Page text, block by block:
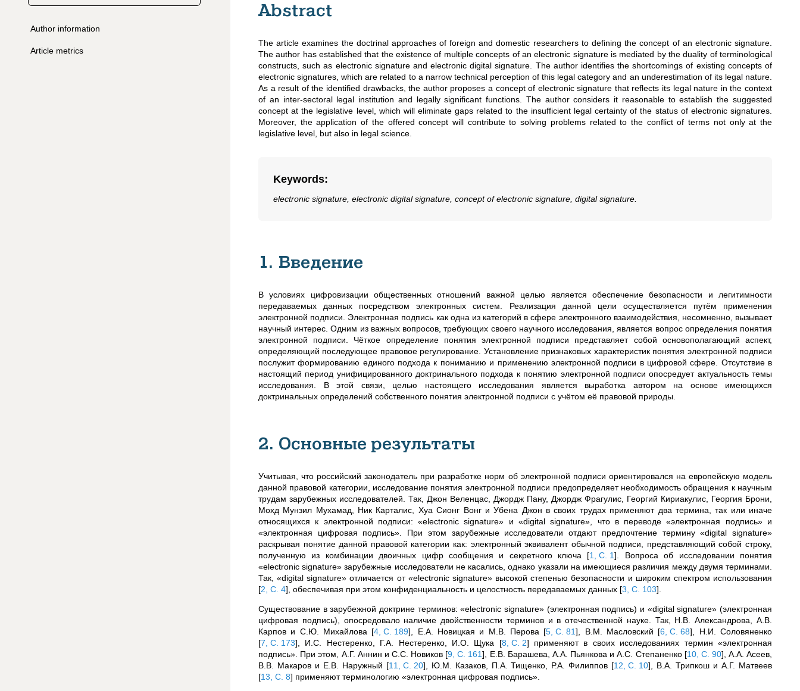
Author information
Article metrics
Abstract
The article examines the doctrinal approaches of foreign and domestic researchers to defining the concept of an electronic signature.
The author has established that the existence of multiple concepts of an electronic signature is mediated by the duality of terminological
constructs, such as electronic signature and electronic digital signature. The author identifies the shortcomings of existing concepts of
electronic signatures, which are related to a narrow technical perception of this legal category and an underestimation of its legal nature.
As a result of the identified drawbacks, the author proposes a concept of electronic signature that reflects its legal nature in the context
of an inter-sectoral legal institution and legally significant functions. The author considers it reasonable to establish the suggested
concept at the legislative level, which will eliminate gaps related to the insufficient legal certainty of the status of electronic signatures.
Moreover, the application of the offered concept will contribute to solving problems related to the conflict of terms not only at the
legislative level, but also in legal science.
Keywords:
electronic signature, electronic digital signature, concept of electronic signature, digital signature.
1. Введение
В условиях цифровизации общественных отношений важной целью является обеспечение безопасности и легитимности
передаваемых данных посредством электронных систем. Реализация данной цели осуществляется путём применения
электронной подписи. Электронная подпись как одна из категорий в сфере электронного взаимодействия, несомненно, вызывает
научный интерес. Одним из важных вопросов, требующих своего научного исследования, является вопрос определения понятия
электронной подписи. Чёткое определение понятия электронной подписи представляет собой основополагающий аспект,
определяющий последующее правовое регулирование. Установление признаковых характеристик понятия электронной подписи
послужит формированию единого подхода к пониманию и применению электронной подписи в цифровой сфере. Отсутствие в
настоящий период унифицированного доктринального подхода к понятию электронной подписиопосредует актуальность темы
исследования. В этой связи, целью настоящего исследования является выработка автором на основе имеющихся
доктринальных определений собственного понятия электронной подписи с учётом её правовой природы.
2. Основные результаты
Учитывая, что российский законодатель при разработке норм об электронной подписи ориентировался на европейскую модель
данной правовой категории, исследование понятия электронной подписи предопределяет необходимость обращения к научным
трудам зарубежных исследователей . Так, Джон Веленцас, Джордж Пану, Джордж Фрагулис, Георгий Кириакулис, Георгия Брони,
Мохд Мунзил Мухамад, Ник Карталис, Хуа Сионг Вонг и Убена Джон в своих трудах применяют два термина, так или иначе
относящихся к электронной подписи: «electronic signature» и «digital signature», что в переводе «электронная подпись» и
«электронная цифровая подпись». При этом зарубежные исследователи отдают предпочтение термину «digital signature»
раскрывая понятие данной правовой категории как: электронный эквивалент обычной подписи, представляющий собой строку,
полученную из комбинации двоичных цифр сообщения и секретного ключа [1, С. 1] . Вопроса об исследовании понятия
«electronic signature» зарубежные исследователи не касались, однако указали на имеющиеся различия между двумя терминами.
Так, «digital signature» отличается от «electronic signature» высокой степенью безопасности и широким спектром использования
[2, С. 4] , обеспечивая при этом конфиденциальность и целостность передаваемых данных [3, С. 103]
Существование в зарубежной доктрине терминов: «electronic signature» (электронная подпись) и «digital signature» (электронная
цифровая подпись), опосредовало наличие двойственности терминов и в отечественной науке. Так, Н.В. Александрова, А.В.
Карпов и С.Ю. Михайлова [4, С. 189] , Е.А. Новицкая и М.В. Перова [5, С. 81] , В.М. Масловский [6, С. 68] , Н.И. Соловяненко
[7, С. 173] , И.С. Нестеренко, Г.А. Нестеренко, И.О. Щука [8, С. 2] применяют в своих исследованиях термин «электронная
подпись». При этом, А.Г. Аннин и С.С. Новиков [9, С. 161] , Е.В. Барашева, А.А. Пьянкова и А.С. Степаненко [10, С. 90] , А.А. Асеев,
В.В. Макаров и Е.В. Наружный [11, С. 20] , Ю.М. Казаков, П.А. Тищенко, Р.А. Филиппов [12, С. 10] , В.А. Трипкош и А.Г. Матвеев
[13, С. 8] применяют терминологию «электронная цифровая подпись».